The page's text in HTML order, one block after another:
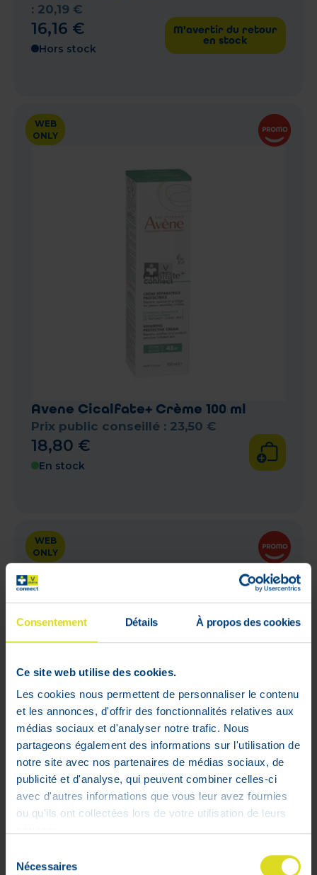
Consentement Détails À propos des cookies
Ce site web utilise des cookies.
Les cookies nous permettent de personnaliser le contenu
et les annonces, d'offrir des fonctionnalités relatives aux
médias sociaux et d'analyser notre trafic. Nous
partageons également des informations sur l'utilisation de
notre site avec nos partenaires de médias sociaux, de
publicité et d'analyse, qui peuvent combiner celles-ci
avec d'autres informations que vous leur avez fournies
ou qu'ils ont collectées lors de votre utilisation de leurs
Nécessaires
: 20,19 €
16,16 €
Hors stock
M'avertir du retour
en stock
WEB
ONLY
Avene Cicalfate+ Crème 100 ml
Prix public conseillé : 23,50 €
18,80 €
En stock
WEB
ONLY
Prix public conseillé :